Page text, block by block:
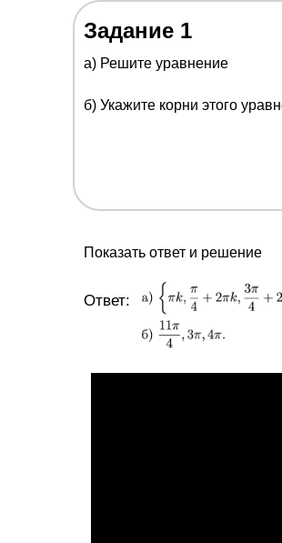
Наши соцсети:
Задание 1
a) Решите уравнение
б) Укажите корни этого
Показать ответ и решение
Ответ: